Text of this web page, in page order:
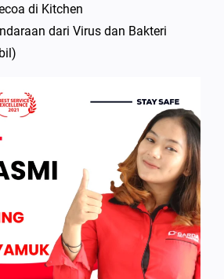
di Kitchen
dari Virus dan Bakteri